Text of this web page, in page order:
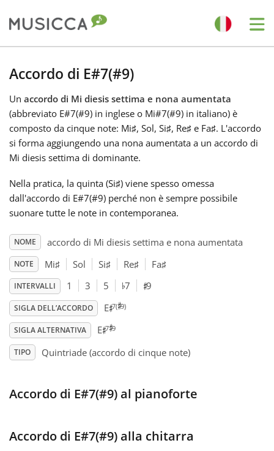
Български
Dansk
Deutsch
Español
Français
한국어
Accordo di E#7(#9)
Un accordo di Mi diesis settima e nona aumentata
(abbreviato E#7(#9) in inglese o Mi#7(#9) in italiano) è
composto da cinque note: Mi♯, Sol, Si♯, Re♯ e Fa♯. L'accordo
si forma aggiungendo una nona aumentata a un accordo di
Mi diesis settima di dominante.
Nella pratica, la quinta (Si♯) viene spesso omessa
dall'accordo di E#7(#9) perché non è sempre possibile
suonare tutte le note in contemporanea.
NOME accordo di Mi diesis settima e nona aumentata
NOTE Mi♯ Sol Si♯ Re♯ Fa♯
INTERVALLI 1 3 5 ♭7 ♯9
SIGLA DELL’ACCORDO E♯7(♯9)
SIGLA ALTERNATIVA E♯7♯9
TIPO Quintriade (accordo di cinque note)
Accordo di E#7(#9) al pianoforte
Accordo di E#7(#9) alla chitarra